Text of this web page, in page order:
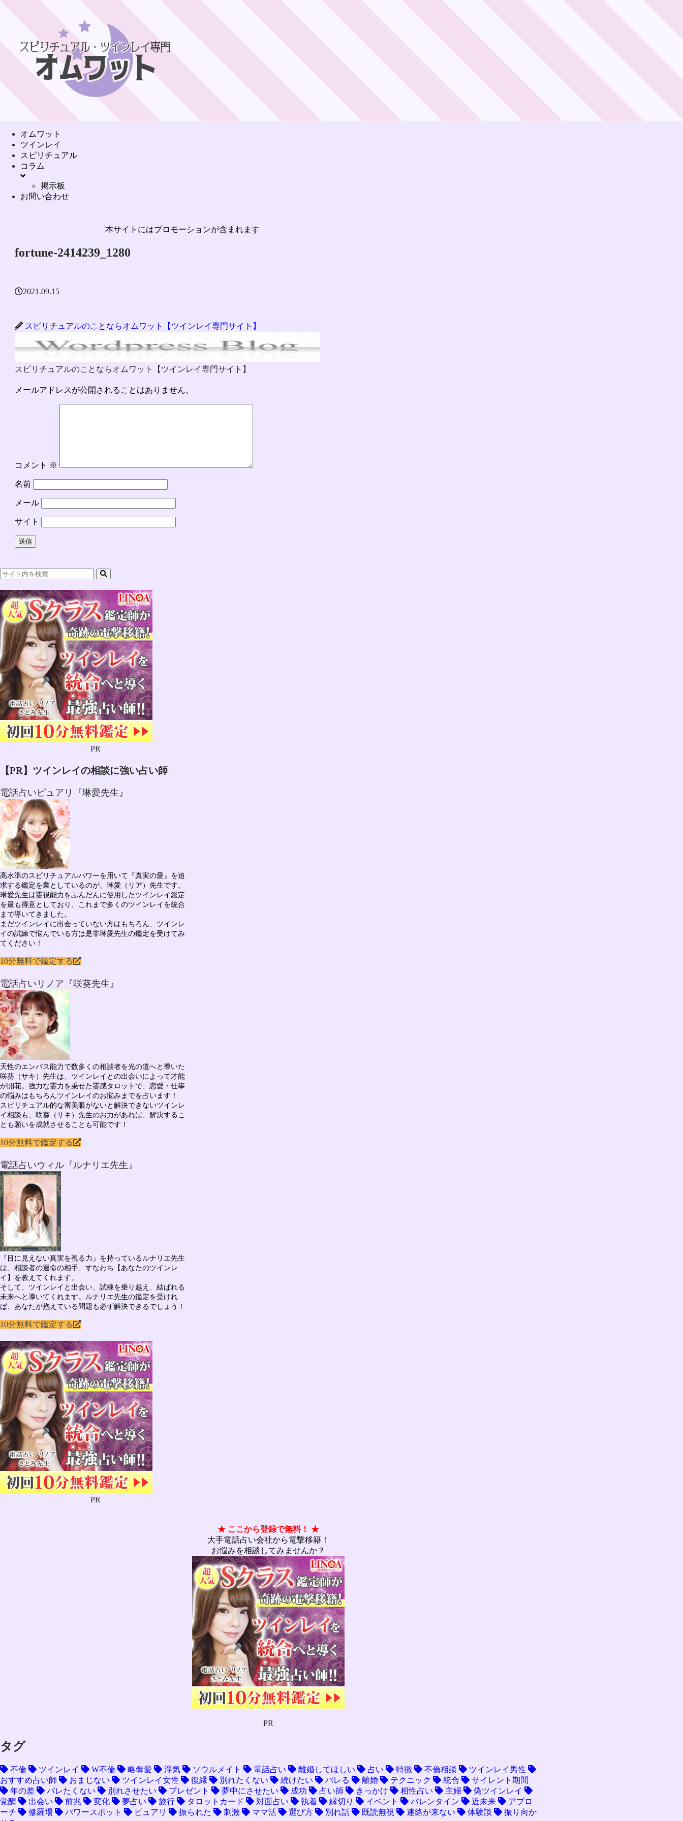
オムワット
ツインレイ
スピリチュアル
コラム
掲示板
お問い合わせ
本サイトにはプロモーションが含まれます
fortune-2414239_1280
2021.09.15
スピリチュアルのことならオムワット【ツインレイ専門サイト】
スピリチュアルのことならオムワット【ツインレイ専門サイト】
メールアドレスが公開されることはありません。
コメント ※
名前
メール
サイト
PR
【PR】ツインレイの相談に強い占い師
電話占いピュアリ『琳愛先生』
高水準のスピリチュアルパワーを用いて『真実の愛』を追
求する鑑定を業としているのが、 琳愛（リア）先生です。
琳愛先生は霊視能力をふんだんに使用したツインレイ鑑定
を最も得意としており、 これまで多くのツインレイを統合
まで導いてきました。
まだツインレイに出会っていない方はもちろん、ツインレ
イの試練で悩んでいる方は是非琳愛先生の鑑定を受けてみ
てください！
10分無料で鑑定する
電話占いリノア『咲葵先生』
天性のエンパス能力で数多くの相談者を光の道へと導いた
咲葵（サキ）先生は、ツインレイとの出会いによって才能
が開花。強力な霊力を乗せた霊感タロットで、 恋愛・仕事
の悩みはもちろんツインレイのお悩みまでを占います！
スピリチュアル的な審美眼がないと解決できないツインレ
イ相談も、咲葵（サキ）先生のお力があれば、解決するこ
とも願いを成就させることも可能です！
10分無料で鑑定する
電話占いウィル『ルナリエ先生』
『目に見えない真実を視る力』を持っているルナリエ先生
は、相談者の運命の相手、すなわち 【あなたのツインレ
イ】 を教えてくれます。
そして、ツインレイと出会い、試練を乗り越え、結ばれる
未来へと導いてくれます。ルナリエ先生の鑑定を受けれ
ば、あなたが抱えている問題も必ず解決できるでしょう！
10分無料で鑑定する
PR
★ ここから登録で無料！ ★
大手電話占い会社から電撃移籍！
お悩みを相談してみませんか？
PR
タグ
不倫 ツインレイ W不倫 略奪愛 浮気 ソウルメイト 電話占い 離婚してほしい 占い 特徴 不倫相談
ツインレイ男性
おすすめ占い師
おまじない ツインレイ女性 復縁 別れたくない 続けたい バレる 離婚 テクニック 統合
サイレント期間
年の差
バレたくない 別れさせたい プレゼント 夢中にさせたい 成功 占い師 きっかけ 相性占い 主婦
偽ツインレイ
覚醒
出会い 前兆 変化 夢占い 旅行 タロットカード 対面占い 執着 縁切り イベント バレンタイン 近未来
アプロ
ーチ
修羅場 パワースポット ピュアリ 振られた 刺激 ママ活 選び方 別れ話 既読無視 連絡が来ない 体験談
振り向か